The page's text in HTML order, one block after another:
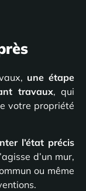
une étape
travaux, qui
votre propriété
l’état précis
d’un mur,
ou même